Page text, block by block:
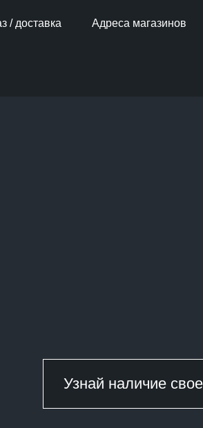
/ доставка Адреса магазинов
Узнай наличие